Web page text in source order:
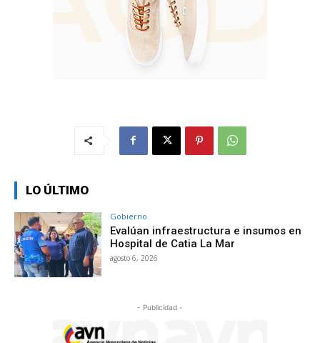
LO ÚLTIMO
Gobierno
Evalúan infraestructura e insumos en
Hospital de Catia La Mar
agosto 6, 2026
- Publicidad -